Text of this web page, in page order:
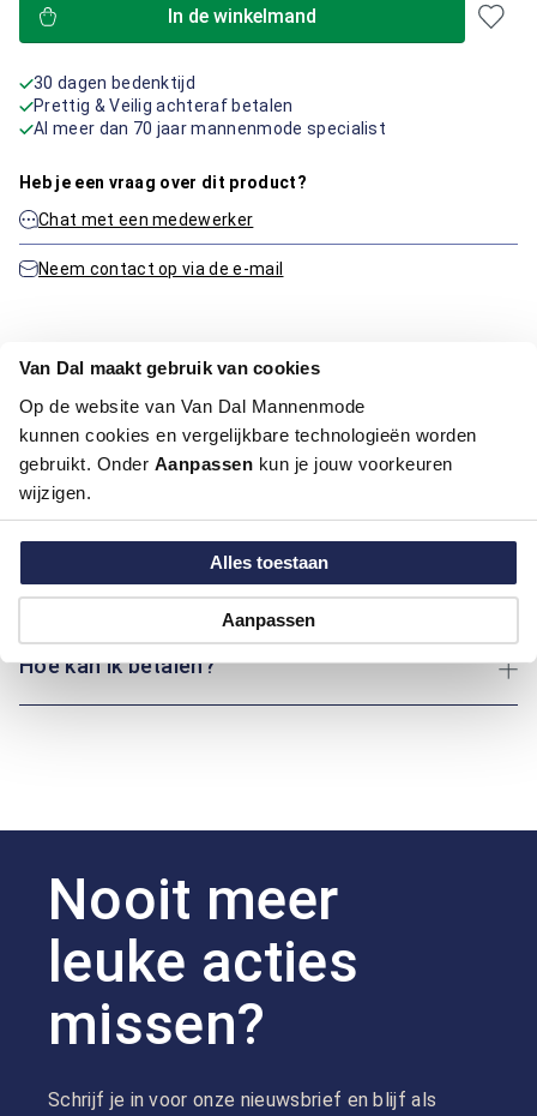
Van Dal maakt gebruik van cookies
Op de website van Van Dal Mannenmode
kunnen cookies en vergelijkbare technologieën worden
gebruikt. Onder Aanpassen kun je jouw voorkeuren
wijzigen.
Alles toestaan
Aanpassen
In de winkelmand
30 dagen bedenktijd
Prettig & Veilig achteraf betalen
Al meer dan 70 jaar mannenmode specialist
Heb je een vraag over dit product?
Chat met een medewerker
Neem contact op via de e-mail
Productinformatie
Artikelnummer
1015666-41-29
Kleur:
Midden Groen
Maatinformatie
Over Bartlett
Hoe kan ik betalen?
Nooit meer
leuke acties
missen?
Schrijf je in voor onze nieuwsbrief en blijf als